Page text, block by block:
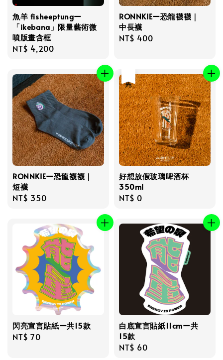
魚羊 fisheeptungー
「ikebana」限量藝術微
噴版畫含框
Regular
NT$ 4,200
RONNKIEー恐龍襪襪｜
中長襪
Regular
NT$ 400
RONNKIEー恐龍襪襪｜
短襪
Regular
NT$ 350
好想放假玻璃啤酒杯
350ml
Regular
NT$ 0
閃亮宣言貼紙ー共15款
Regular
NT$ 70
白底宣言貼紙11cmー共
15款
Regular
NT$ 60